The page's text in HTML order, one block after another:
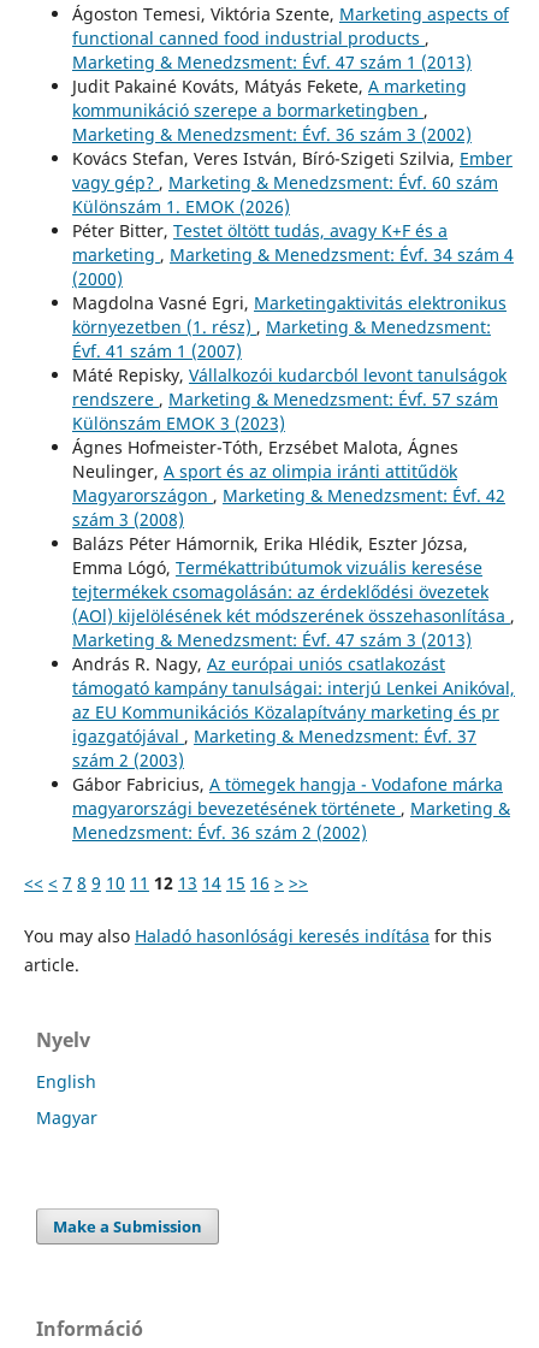
Ágoston Temesi, Viktória Szente, Marketing aspects of
functional canned food industrial products ,
Marketing & Menedzsment: Évf. 47 szám 1 (2013)
Judit Pakainé Kováts, Mátyás Fekete, A marketing
kommunikáció szerepe a bormarketingben ,
Marketing & Menedzsment: Évf. 36 szám 3 (2002)
Kovács Stefan, Veres István, Bíró-Szigeti Szilvia, Ember
vagy gép? , Marketing & Menedzsment: Évf. 60 szám
Különszám 1. EMOK (2026)
Péter Bitter, Testet öltött tudás, avagy K+F és a
marketing , Marketing & Menedzsment: Évf. 34 szám 4
(2000)
Magdolna Vasné Egri, Marketingaktivitás elektronikus
környezetben (1. rész) , Marketing & Menedzsment:
Évf. 41 szám 1 (2007)
Máté Repisky, Vállalkozói kudarcból levont tanulságok
rendszere , Marketing & Menedzsment: Évf. 57 szám
Különszám EMOK 3 (2023)
Ágnes Hofmeister-Tóth, Erzsébet Malota, Ágnes
Neulinger, A sport és az olimpia iránti attitűdök
Magyarországon , Marketing & Menedzsment: Évf. 42
szám 3 (2008)
Balázs Péter Hámornik, Erika Hlédik, Eszter Józsa,
Emma Lógó, Termékattribútumok vizuális keresése
tejtermékek csomagolásán: az érdeklődési övezetek
(AOl) kijelölésének két módszerének összehasonlítása ,
Marketing & Menedzsment: Évf. 47 szám 3 (2013)
András R. Nagy, Az európai uniós csatlakozást
támogató kampány tanulságai: interjú Lenkei Anikóval,
az EU Kommunikációs Közalapítvány marketing és pr
igazgatójával , Marketing & Menedzsment: Évf. 37
szám 2 (2003)
Gábor Fabricius, A tömegek hangja - Vodafone márka
magyarországi bevezetésének története , Marketing &
Menedzsment: Évf. 36 szám 2 (2002)
<< < 7 8 9 10 11 12 13 14 15 16 > >>
You may also Haladó hasonlósági keresés indítása for this
article.
Nyelv
English
Magyar
Make a Submission
Információ